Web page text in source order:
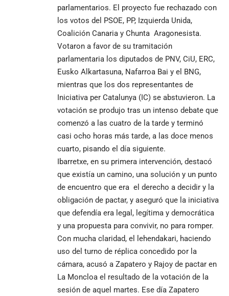
parlamentarios. El proyecto fue rechazado con
los votos del PSOE, PP, Izquierda Unida,
Coalición Canaria y Chunta Aragonesista.
Votaron a favor de su tramitación
parlamentaria los diputados de PNV, CiU, ERC,
Eusko Alkartasuna, Nafarroa Bai y el BNG,
mientras que los dos representantes de
Iniciativa per Catalunya (IC) se abstuvieron. La
votación se produjo tras un intenso debate que
comenzó a las cuatro de la tarde y terminó
casi ocho horas más tarde, a las doce menos
cuarto, pisando el día siguiente.
Ibarretxe, en su primera intervención, destacó
que existía un camino, una solución y un punto
de encuentro que era el derecho a decidir y la
obligación de pactar, y aseguró que la iniciativa
que defendía era legal, legítima y democrática
y una propuesta para convivir, no para romper.
Con mucha claridad, el lehendakari, haciendo
uso del turno de réplica concedido por la
cámara, acusó a Zapatero y Rajoy de pactar en
La Moncloa el resultado de la votación de la
sesión de aquel martes. Ese día Zapatero